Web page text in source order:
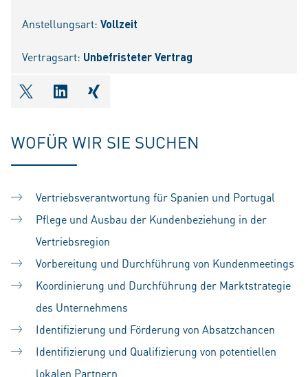
Anstellungsart: Vollzeit
Vertragsart: Unbefristeter Vertrag
shareOntwitter
shareOnlinkedIn
shareOnxing
WOFÜR WIR SIE SUCHEN
Vertriebsverantwortung für Spanien und Portugal
Pflege und Ausbau der Kundenbeziehung in der
Vertriebsregion
Vorbereitung und Durchführung von Kundenmeetings
Koordinierung und Durchführung der Marktstrategie
des Unternehmens
Identifizierung und Förderung von Absatzchancen
Identifizierung und Qualifizierung von potentiellen
lokalen Partnern